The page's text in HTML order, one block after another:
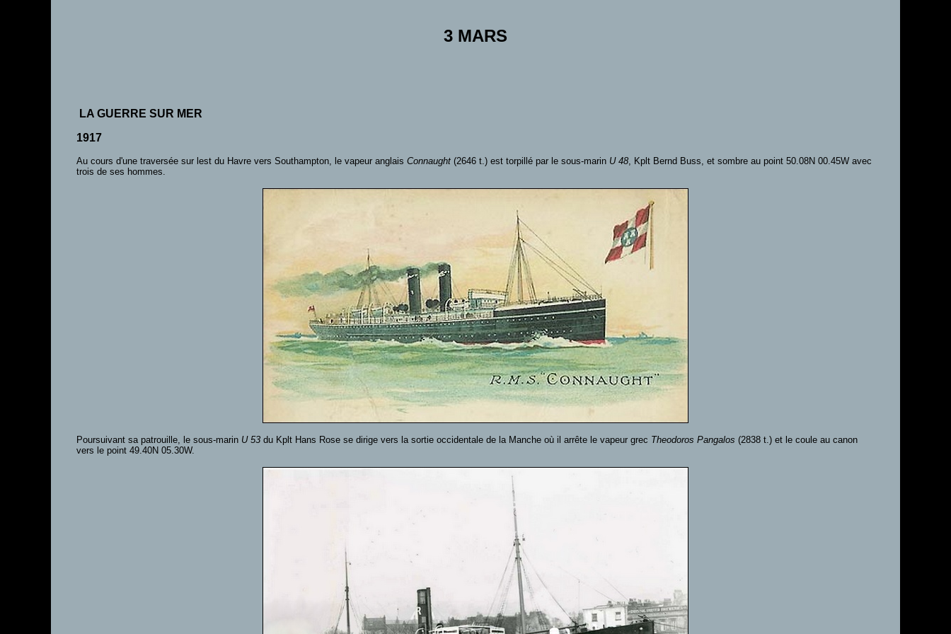
3 MARS
LA GUERRE SUR MER
1917
Au cours d'une traversée sur lest du Havre vers Southampton, le vapeur anglais Connaught (2646 t.) est torpillé par le sous-marin U 48, Kplt Bernd Buss, et sombre au point 50.08N 00.45W avec
trois de ses hommes.
Poursuivant sa patrouille, le sous-marin U 53 du Kplt Hans Rose se dirige vers la sortie occidentale de la Manche où il arrête le vapeur grec Theodoros Pangalos (2838 t.) et le coule au canon
vers le point 49.40N 05.30W.